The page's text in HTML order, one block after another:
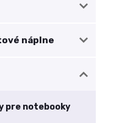
náplne
pre notebooky